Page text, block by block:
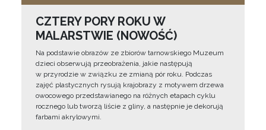
CZTERY PORY ROKU W
MALARSTWIE (NOWOŚĆ)
Na podstawie obrazów ze zbiorów tarnowskiego Muzeum
dzieci obserwują przeobrażenia, jakie następują
w przyrodzie w związku ze zmianą pór roku. Podczas
zajęć plastycznych rysują krajobrazy z motywem drzewa
owocowego przedstawianego na różnych etapach cyklu
rocznego lub tworzą liście z gliny, a następnie je dekorują
farbami akrylowymi.